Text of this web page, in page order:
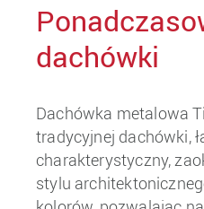
dachówki
Dachówka metalowa
tradycyjnej dachówki,
charakterystyczny,
stylu